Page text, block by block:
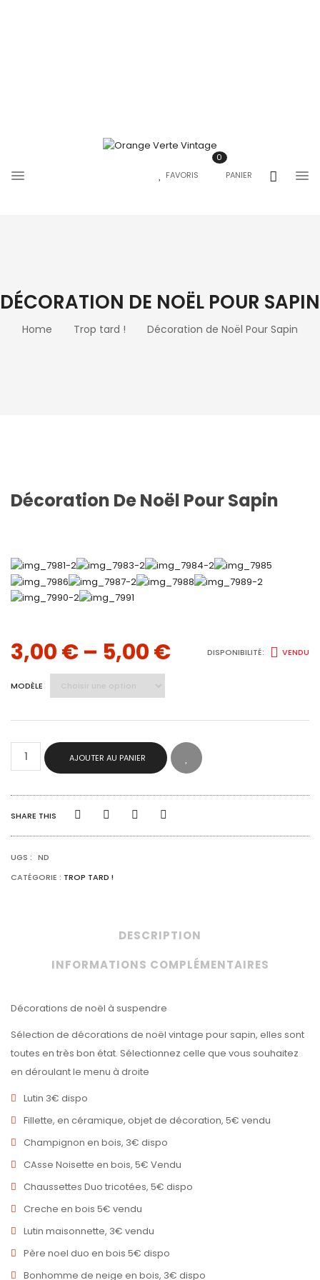
FAVORIS PANIER
0
DÉCORATION DE NOËL POUR SAPIN
Home Trop tard ! Décoration de Noël Pour Sapin
Décoration De Noël Pour Sapin
3,00€– 5,00€ DISPONIBILITÉ: VENDU
MODÈLE
QUANTITÉ
DÉCORATION
POUR
AJOUTER AU PANIER
SHARE THIS
UGS : ND
CATÉGORIE : TROP TARD !
DESCRIPTION
INFORMATIONS COMPLÉMENTAIRES
Décorations de noël à suspendre
Sélection de décorations de noël vintage pour sapin, elles sont
toutes en très bon état. Sélectionnez celle que vous souhaitez
en déroulant le menu à droite
Lutin 3€ dispo
Fillette, en céramique, objet de décoration, 5€ vendu
Champignon en bois, 3€ dispo
CAsse Noisette en bois, 5€ Vendu
Chaussettes Duo tricotées, 5€ dispo
Creche en bois 5€ vendu
Lutin maisonnette, 3€ vendu
Père noel duo en bois 5€ dispo
Bonhomme de neige en bois, 3€ dispo